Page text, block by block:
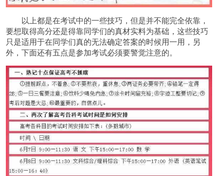
以上都是在考试中的一些技巧，但是并不能完全依靠，
要想取得高分还是得靠同学们的真材实料为基础，这些技巧
只是适用于在同学们真的无法确定答案的时候用一用，另
外，下面还有五点是参加考试必须要警觉注意的。